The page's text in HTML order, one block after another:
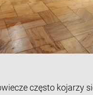
często kojarzy